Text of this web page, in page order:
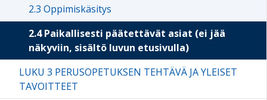
2.3 Oppimiskäsitys
2.4 Paikallisesti päätettävät asiat (ei jää
näkyviin, sisältö luvun etusivulla)
LUKU 3 PERUSOPETUKSEN TEHTÄVÄ JA YLEISET
TAVOITTEET